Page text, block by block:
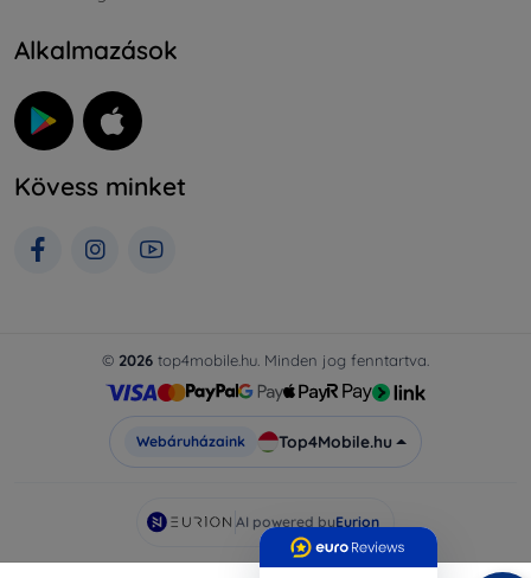
Alkalmazások
Kövess minket
© 2026 top4mobile.hu. Minden jog fenntartva.
Webáruházaink Top4Mobile.hu
AI powered byEurion